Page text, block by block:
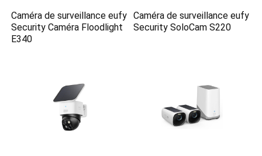
Caméra de surveillance eufy
Security Caméra Floodlight
E340
Caméra de surveillance eufy
Security SoloCam S220